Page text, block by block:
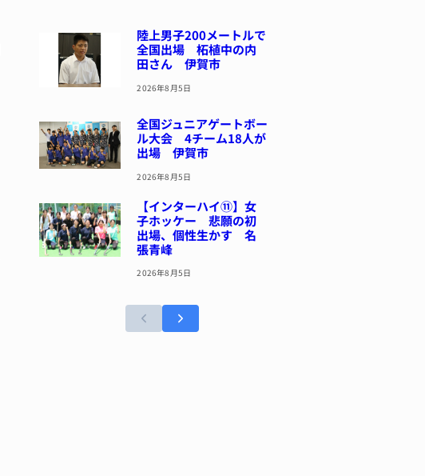
陸上男子200メートルで
全国出場 柘植中の内
田さん 伊賀市
2026年8月5日
全国ジュニアゲートボー
ル大会 4チーム18人が
出場 伊賀市
2026年8月5日
【インターハイ⑪】女
子ホッケー 悲願の初
出場、個性生かす 名
張青峰
2026年8月5日